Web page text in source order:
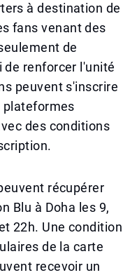
à destination de
fans venant des
de
de renforcer l'unité
peuvent s'inscrire
plateformes
des conditions
récupérer
Blu à Doha les 9,
22h. Une condition
de la carte
recevoir un